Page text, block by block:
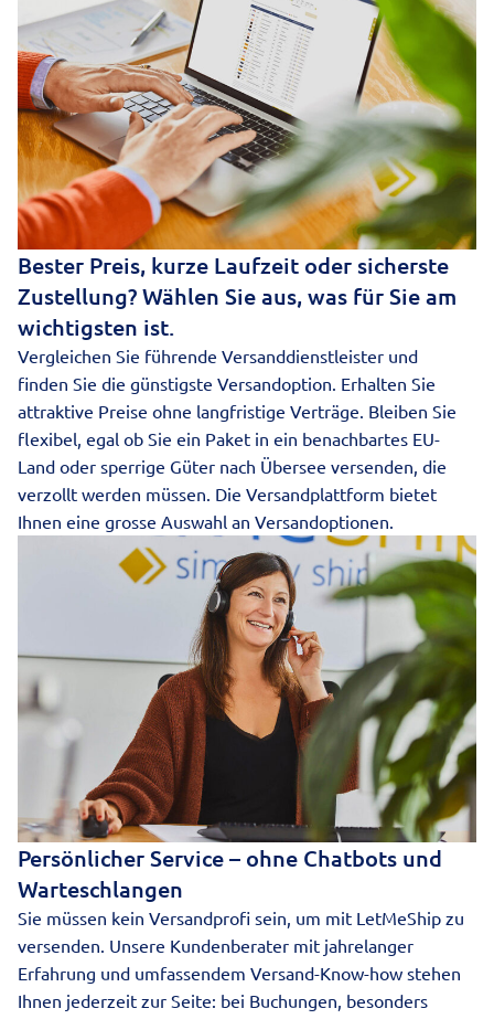
Bester Preis, kurze Laufzeit oder sicherste
Zustellung? Wählen Sie aus, was für Sie am
wichtigsten ist.
Vergleichen Sie führende Versanddienstleister und
finden Sie die günstigste Versandoption. Erhalten Sie
attraktive Preise ohne langfristige Verträge. Bleiben Sie
flexibel, egal ob Sie ein Paket in ein benachbartes EU-
Land oder sperrige Güter nach Übersee versenden, die
verzollt werden müssen. Die Versandplattform bietet
Ihnen eine grosse Auswahl an Versandoptionen.
Persönlicher Service – ohne Chatbots und
Warteschlangen
Sie müssen kein Versandprofi sein, um mit LetMeShip zu
versenden. Unsere Kundenberater mit jahrelanger
Erfahrung und umfassendem Versand-Know-how stehen
Ihnen jederzeit zur Seite: bei Buchungen, besonders